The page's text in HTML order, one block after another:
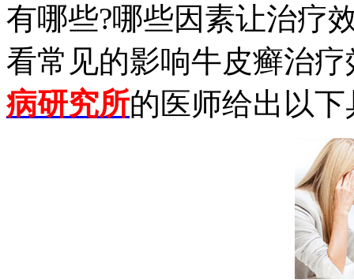
有哪些?哪些因素让治疗
看常见的影响牛皮癣治
病研究所的医师给出以